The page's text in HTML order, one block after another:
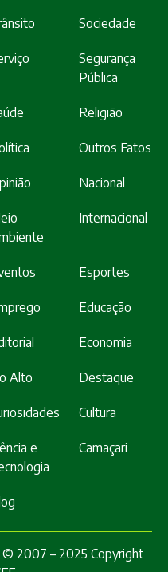
Sociedade
Segurança
Pública
Religião
Outros Fatos
Nacional
Internacional
Esportes
Educação
Economia
Alto Destaque
Cultura
e
Camaçari
2007 – 2025 Copyright